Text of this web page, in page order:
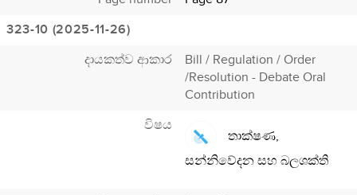
323-10 (2025-11-26)
දායකත්ව ආකාර
Bill / Regulation / Order
/Resolution - Debate Oral
Contribution
විෂය
තාක්ෂණ,
සන්නිවේදන සහ බලශක්ති